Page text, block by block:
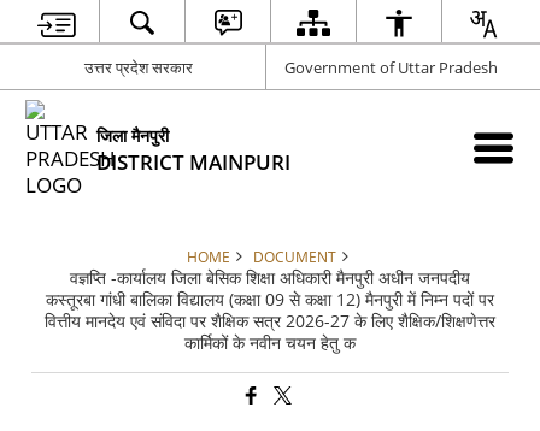
उत्तर प्रदेश सरकार Government of Uttar Pradesh
जिला मैनपुरी
DISTRICT MAINPURI
HOME DOCUMENT
वज्ञप्ति -कार्यालय जिला बेसिक शिक्षा अधिकारी मैनपुरी अधीन जनपदीय
कस्तूरबा गांधी बालिका विद्यालय (कक्षा 09 से कक्षा 12) मैनपुरी में निम्न पदों पर
वित्तीय मानदेय एवं संविदा पर शैक्षिक सत्र 2026-27 के लिए शैक्षिक/शिक्षणेत्तर
कार्मिकों के नवीन चयन हेतु क